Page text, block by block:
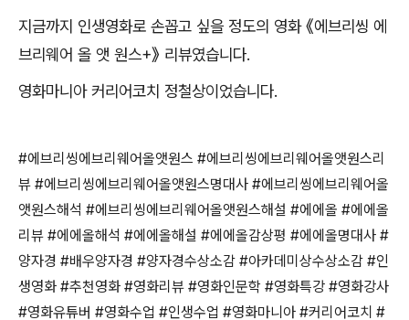
지금까지 인생영화로 손꼽고 싶을 정도의 영화《에브리씽 에
브리웨어 올 앳 원스+》 리뷰였습니다.
영화마니아 커리어코치 정철상이었습니다.
#에브리씽에브리웨어올앳원스 #에브리씽에브리웨어올앳원스리
뷰 #에브리씽에브리웨어올앳원스명대사 #에브리씽에브리웨어올
앳원스해석 #에브리씽에브리웨어올앳원스해설 #에에올 #에에올
리뷰 #에에올해석 #에에올해설 #에에올감상평 #에에올명대사 #
양자경 #배우양자경 #양자경수상소감 #아카데미상수상소감 #인
생영화 #추천영화 #영화리뷰 #영화인문학 #영화특강 #영화강사
#영화유튜버 #영화수업 #인생수업 #영화마니아 #커리어코치 #